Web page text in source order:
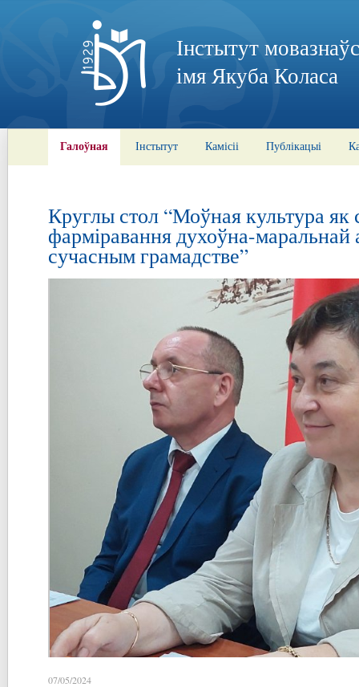
Інстытут
імя Якуба Коласа
Галоўная Інстытут Камісіі Публікацыі
Круглы стол “Моўная культура як
фарміравання духоўна-маральнай
сучасным грамадстве”
07/05/2024